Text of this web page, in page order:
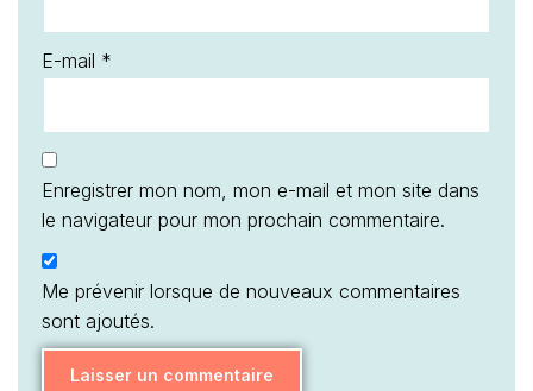
E-mail *
Enregistrer mon nom, mon e-mail et mon site dans
le navigateur pour mon prochain commentaire.
Me prévenir lorsque de nouveaux commentaires
sont ajoutés.